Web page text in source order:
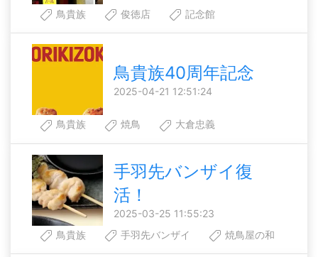
鳥貴族 俊徳店 記念館
鳥貴族40周年記念
2025-04-21 12:51:24
鳥貴族 焼鳥 大倉忠義
手羽先バンザイ復
活！
2025-03-25 11:55:23
鳥貴族
手羽先バンザイ 焼鳥屋の和